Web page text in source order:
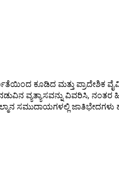
ಕೂಡಿದ ಮತ್ತು ಪ್ರಾದೇಶಿಕ
ವ್ಯತ್ಯಾಸವನ್ನು ವಿವರಿಸಿ,
ಸಮುದಾಯಗಳಲ್ಲಿ